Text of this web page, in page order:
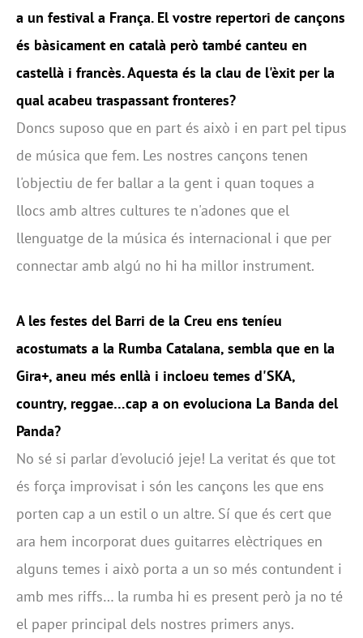
a un festival a França. El vostre repertori de cançons
és bàsicament en català però també canteu en
castellà i francès. Aquesta és la clau de l'èxit per la
qual acabeu traspassant fronteres?
Doncs suposo que en part és això i en part pel tipus
de música que fem. Les nostres cançons tenen
l'objectiu de fer ballar a la gent i quan toques a
llocs amb altres cultures te n'adones que el
llenguatge de la música és internacional i que per
connectar amb algú no hi ha millor instrument.
A les festes del Barri de la Creu ens teníeu
acostumats a la Rumba Catalana, sembla que en la
Gira+, aneu més enllà i incloeu temes d'SKA,
country, reggae…cap a on evoluciona La Banda del
Panda?
No sé si parlar d'evolució jeje! La veritat és que tot
és força improvisat i són les cançons les que ens
porten cap a un estil o un altre. Sí que és cert que
ara hem incorporat dues guitarres elèctriques en
alguns temes i això porta a un so més contundent i
amb mes riffs… la rumba hi es present però ja no té
el paper principal dels nostres primers anys.